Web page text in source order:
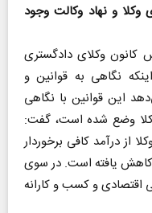
وکلا و نهاد وکالت وجود
کانون وکلای دادگستری
نگاهی به قوانین و
این قوانین با نگاهی
وکلا وضع شده است، گفت:
از درآمد کافی برخوردار
کاهش یافته است. در سوی
اقتصادی و کسب و کارانه